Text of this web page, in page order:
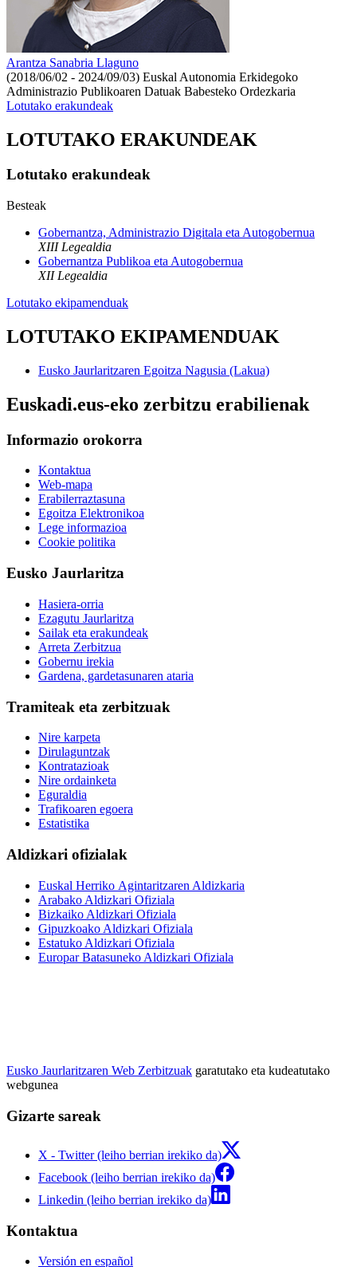
Arantza Sanabria Llaguno
(2018/06/02 - 2024/09/03) Euskal Autonomia Erkidegoko
Administrazio Publikoaren Datuak Babesteko Ordezkaria
Lotutako erakundeak
LOTUTAKO ERAKUNDEAK
Lotutako erakundeak
Besteak
Gobernantza, Administrazio Digitala eta Autogobernua
XIII Legealdia
Gobernantza Publikoa eta Autogobernua
XII Legealdia
Lotutako ekipamenduak
LOTUTAKO EKIPAMENDUAK
Eusko Jaurlaritzaren Egoitza Nagusia (Lakua)
Euskadi.eus-eko zerbitzu erabilienak
Informazio orokorra
Kontaktua
Web-mapa
Erabilerraztasuna
Egoitza Elektronikoa
Lege informazioa
Cookie politika
Eusko Jaurlaritza
Hasiera-orria
Ezagutu Jaurlaritza
Sailak eta erakundeak
Arreta Zerbitzua
Gobernu irekia
Gardena, gardetasunaren ataria
Tramiteak eta zerbitzuak
Nire karpeta
Dirulaguntzak
Kontratazioak
Nire ordainketa
Eguraldia
Trafikoaren egoera
Estatistika
Aldizkari ofizialak
Euskal Herriko Agintaritzaren Aldizkaria
Arabako Aldizkari Ofiziala
Bizkaiko Aldizkari Ofiziala
Gipuzkoako Aldizkari Ofiziala
Estatuko Aldizkari Ofiziala
Europar Batasuneko Aldizkari Ofiziala
Eusko Jaurlaritzaren Web Zerbitzuak garatutako eta kudeatutako
webgunea
Gizarte sareak
X - Twitter (leiho berrian irekiko da)
Facebook (leiho berrian irekiko da)
Linkedin (leiho berrian irekiko da)
Kontaktua
Versión en español